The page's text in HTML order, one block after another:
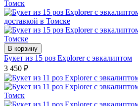
В корзину
Букет из 15 роз Explorer с эвкалиптом
3 450 ₽